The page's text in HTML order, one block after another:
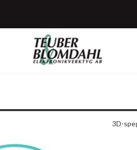
3D-